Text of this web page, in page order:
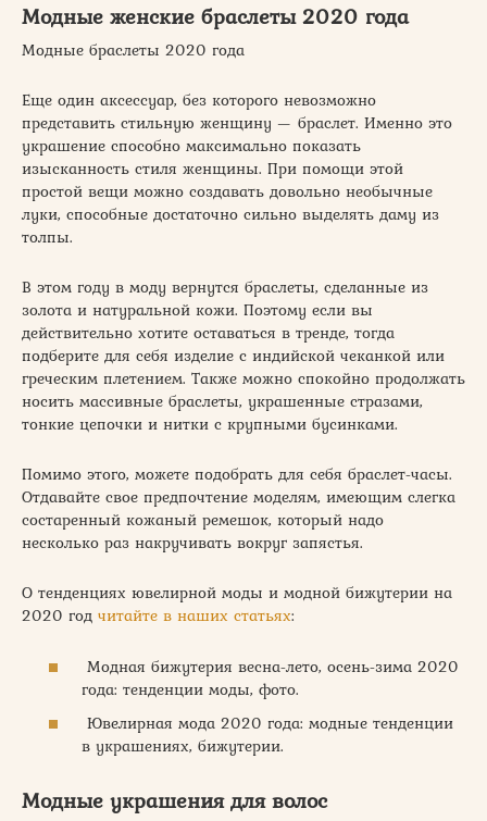
Модные женские браслеты 2020 года
Модные браслеты 2020 года
Еще один аксессуар, без которого невозможно
представить стильную женщину — браслет. Именно это
украшение способно максимально показать
изысканность стиля женщины. При помощи этой
простой вещи можно создавать довольно необычные
луки, способные достаточно сильно выделять даму из
толпы.
В этом году в моду вернутся браслеты, сделанные из
золота и натуральной кожи. Поэтому если вы
действительно хотите оставаться в тренде, тогда
подберите для себя изделие с индийской чеканкой или
греческим плетением. Также можно спокойно продолжать
носить массивные браслеты, украшенные стразами,
тонкие цепочки и нитки с крупными бусинками.
Помимо этого, можете подобрать для себя браслет-часы.
Отдавайте свое предпочтение моделям, имеющим слегка
состаренный кожаный ремешок, который надо
несколько раз накручивать вокруг запястья.
О тенденциях ювелирной моды и модной бижутерии на
2020 год читайте в наших статьях:
Модная бижутерия весна-лето, осень-зима 2020
года: тенденции моды, фото.
Ювелирная мода 2020 года: модные тенденции
в украшениях, бижутерии.
Модные украшения для волос